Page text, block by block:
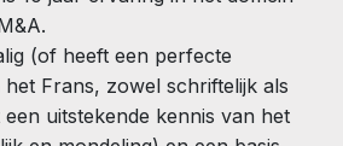
(of heeft een perfecte
Frans, zowel schriftelijk als
uitstekende kennis van het